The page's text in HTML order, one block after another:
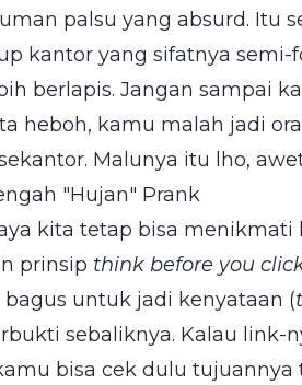
palsu yang absurd. Itu
kantor yang sifatnya semi-
berlapis. Jangan sampai
heboh, kamu malah jadi
Malunya itu lho,
"Hujan" Prank
kita tetap bisa menikmati
prinsip think before you
untuk jadi kenyataan (
sebaliknya. Kalau link-
bisa cek dulu